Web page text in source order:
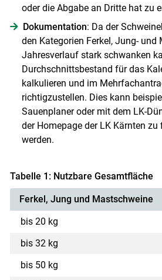
oder die Abgabe an Dritte hat zu
Dokumentation: Da der
den Kategorien Ferkel, Jung- und
Jahresverlauf stark schwanken
Durchschnittsbestand für das
kalkulieren und im
richtigzustellen. Dies kann
Sauenplaner oder mit dem LK-
der Homepage der LK Kärnten
werden.
Tabelle 1: Nutzbare Gesamtfläche
Ferkel, Jung und Mastschweine
bis 20 kg
bis 32 kg
bis 50 kg